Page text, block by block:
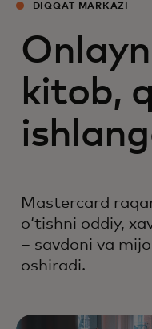
DIQQAT MARKAZI
kitob,
Mastercard
oʻtishni oddiy,
– savdoni va
oshiradi.